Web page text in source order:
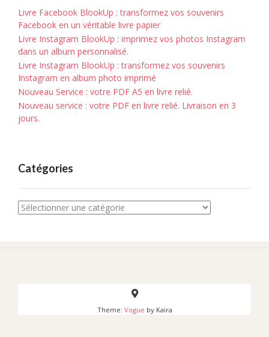
Livre Facebook BlookUp : transformez vos souvenirs
Facebook en un véritable livre papier
Livre Instagram BlookUp : imprimez vos photos Instagram
dans un album personnalisé.
Livre Instagram BlookUp : transformez vos souvenirs
Instagram en album photo imprimé
Nouveau Service : votre PDF A5 en livre relié.
Nouveau service : votre PDF en livre relié. Livraison en 3
jours.
Catégories
Catégories
Theme: Vogue by Kaira